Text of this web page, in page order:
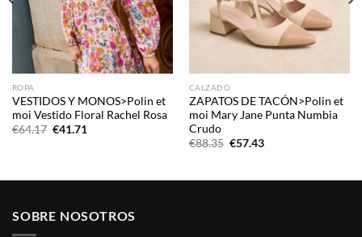
ROPA
VESTIDOS Y MONOS>Polin et
moi Vestido Floral Rachel Rosa
€64.17 El
€41.71
CALZADO
ZAPATOS DE TACÓN>Polin et
moi Mary Jane Punta Numbia
Crudo
€88.35 El
€88.35.
€57.43El
€57.43.
SOBRE NOSOTROS